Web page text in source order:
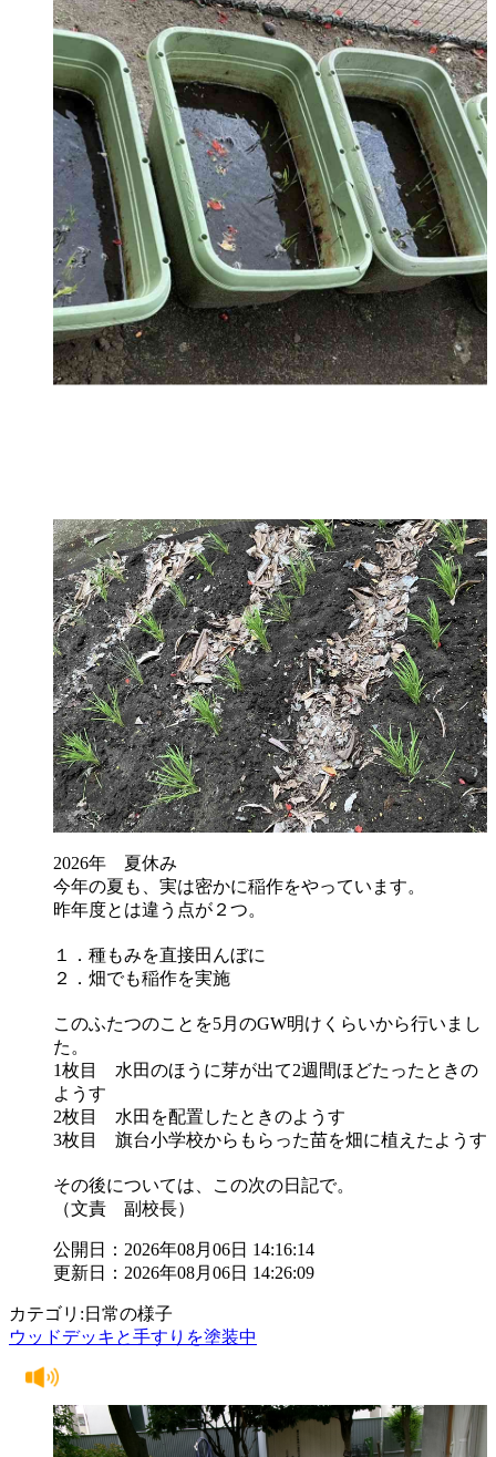
2026年 夏休み
今年の夏も、実は密かに稲作をやっています。
昨年度とは違う点が２つ。
１．種もみを直接田んぼに
２．畑でも稲作を実施
このふたつのことを5月のGW明けくらいから行いまし
た。
1枚目 水田のほうに芽が出て2週間ほどたったときの
ようす
2枚目 水田を配置したときのようす
3枚目 旗台小学校からもらった苗を畑に植えたようす
その後については、この次の日記で。
（文責 副校長）
公開日：2026年08月06日 14:16:14
更新日：2026年08月06日 14:26:09
カテゴリ:日常の様子
ウッドデッキと手すりを塗装中